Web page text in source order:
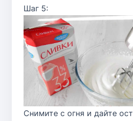
Шаг 5:
Снимите с огня и дайте